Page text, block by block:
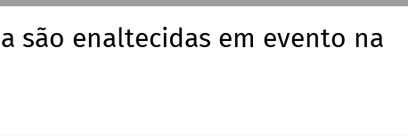
são enaltecidas em evento na